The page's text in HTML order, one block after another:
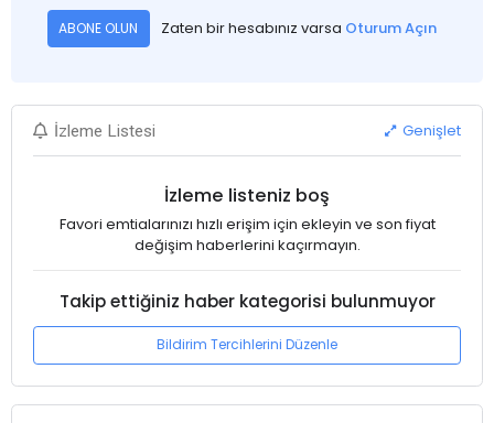
ABONE OLUN Zaten bir hesabınız varsa Oturum Açın
İzleme Listesi Genişlet
İzleme listeniz boş
Favori emtialarınızı hızlı erişim için ekleyin ve son fiyat
değişim haberlerini kaçırmayın.
Takip ettiğiniz haber kategorisi bulunmuyor
Bildirim Tercihlerini Düzenle